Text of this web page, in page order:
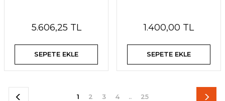
5.606,25 TL
SEPETE EKLE
1.400,00 TL
SEPETE EKLE
1 2 3 4 .. 25